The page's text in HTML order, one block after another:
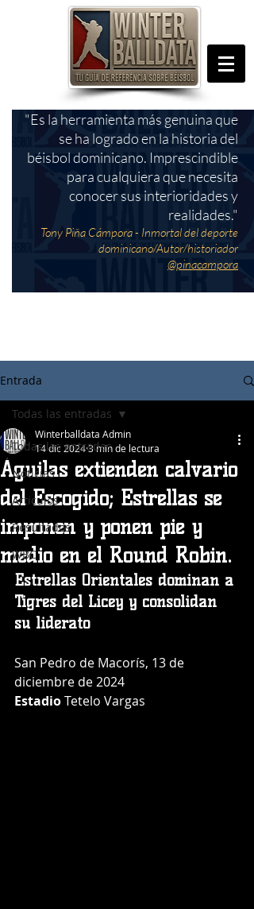
"Es la herramienta más genuina que
se ha logrado en la historia del
béisbol dominicano. Imprescindible
para cualquiera que necesita
conocer sus interioridades y
realidades."
Tony Piña Cámpora - Inmortal del deporte
dominicano/Autor/historiador
@pinacampora
Entrada
Todas las entradas
Noticias
Articulos
Resultados
WBC
Todas las entradas
Águilas extienden calvario
del Escogido; Estrellas se
imponen y ponen pie y
medio en el Round Robin.
Winterballdata Admin
14 dic 20243 min de lectura
Estrellas Orientales dominan a
Tigres del Licey y consolidan
su liderato
San Pedro de Macorís, 13 de
diciembre de 2024
Estadio Tetelo Vargas